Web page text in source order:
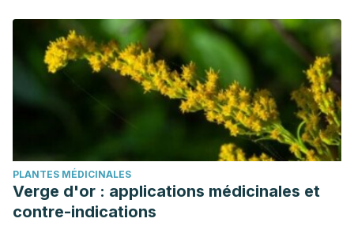
PLANTES MÉDICINALES
Verge d'or : applications médicinales et
contre-indications